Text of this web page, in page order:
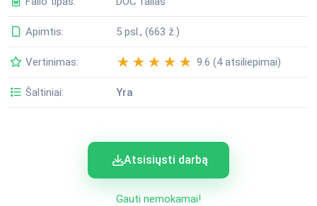
Apimtis: 5 psl., (663 ž.)
Vertinimas: 9.6 (4 atsiliepimai)
Šaltiniai: Yra
Atsisiųsti darbą
Gauti nemokamai!